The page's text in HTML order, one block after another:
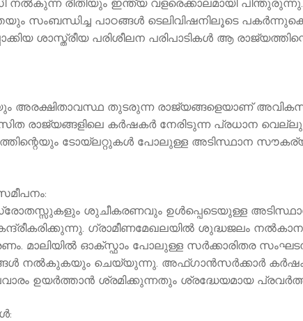
രീതിയും ഇന്ത്യ വളരെക്കാലമായി
പാഠങ്ങള്‍ ടെലിവിഷനിലൂടെ
ശാസ്ത്രീയ പരിശീലന പരിപാടികള്‍ ആ
അരക്ഷിതാവസ്ഥ തുടരുന്ന രാജ്യങ്ങളെയാണ്
രാജ്യങ്ങളിലെ കർഷകർ നേരിടുന്ന പ്രധാന
ടോയ്ലറ്റുകൾ പോലുള്ള അടിസ്ഥാന
ശുചീകരണവും ഉൾപ്പെടെയുള്ള
ഗ്രാമീണമേഖലയില്‍ ശുദ്ധജലം
മാലിയില്‍ ഓക്സ്ഫാം പോലുള്ള സര്‍ക്കാരിതര
നല്‍കുകയും ചെയ്യുന്നു. അഫ്ഗാന്‍സര്‍ക്കാര്‍
ഉയര്‍ത്താന്‍ ശ്രമിക്കുന്നതും ശ്രദ്ധേയമായ